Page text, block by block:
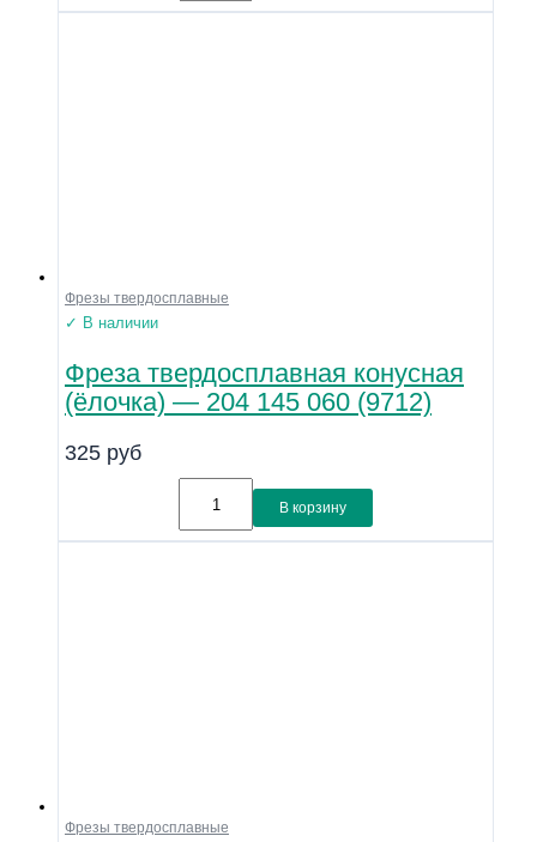
Фрезы твердосплавные
✓ В наличии
Фреза твердосплавная конусная
(ёлочка) — 204 145 060 (9712)
325 руб
В корзину
Фрезы твердосплавные